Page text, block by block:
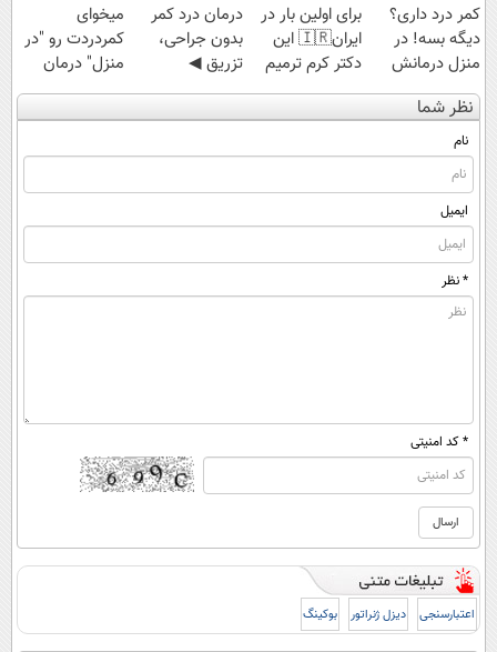
کمر درد داری؟
دیگه بسه! در
منزل درمانش
کن
(◀پرسش‌نامه)
برای اولین بار در
ایران🇮🇷 این
دکتر کرم ترمیم
کننده 23 روزه
ساخت!
درمان درد کمر
بدون جراحی،
تزریق ◀
پرسش‌نامه رو پر
کن ▶
میخوای
کمردردت رو "در
منزل" درمان
کنی؟ (◂فیلم +
◂پرسش‌نامه)
نظر شما
نام
ایمیل
* نظر
* کد امنیتی
اعتبارسنجی دیزل ژنراتور بوکینگ